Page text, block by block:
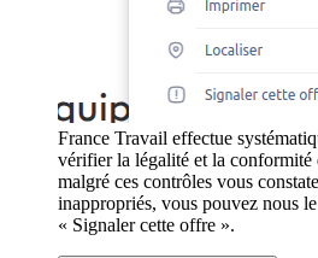
France Travail effectue
vérifier la légalité et la conformité
malgré ces contrôles vous
inappropriés, vous pouvez nous
« Signaler cette offre ».